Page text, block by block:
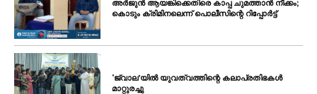
അർജുൻ ആയങ്കിക്കെതിരെ കാപ്പ ചുമത്താൻ നീക്കം;
കൊടും ക്രിമിനലെന്ന് പൊലീസിന്റെ റിപ്പോർട്ട്
‘ജ്വാല’യിൽ യുവത്വത്തിന്റെ കലാപ്രതിഭകൾ
മാറ്റുരച്ചു